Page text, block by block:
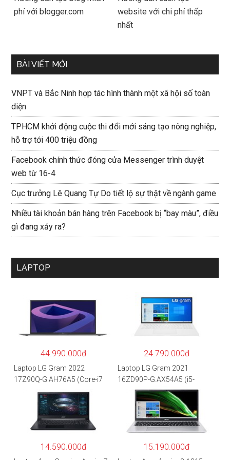
phí với blogger.com
website với chi phí thấp
nhất
BÀI VIẾT MỚI
VNPT và Bắc Ninh hợp tác hình thành một xã hội số toàn
diện
TPHCM khởi động cuộc thi đổi mới sáng tạo nông nghiệp,
hỗ trợ tới 400 triệu đồng
Facebook chính thức đóng cửa Messenger trình duyệt
web từ 16-4
Cục trưởng Lê Quang Tự Do tiết lộ sự thật về ngành game
Nhiều tài khoản bán hàng trên Facebook bị “bay màu”, điều
gì đang xảy ra?
LAPTOP
44.990.000đ
Laptop LG Gram 2022
17Z90Q-G.AH76A5 (Core-i7
1260P/16GB/512GB/17″
WQXGA/Win 11/Xám)
24.790.000đ
Laptop LG Gram 2021
16ZD90P-G.AX54A5 (i5-
1135G7/8GB RAM/512GB
SSD/16″WQXGA/Dos/Trắng)
14.590.000đ 15.190.000đ